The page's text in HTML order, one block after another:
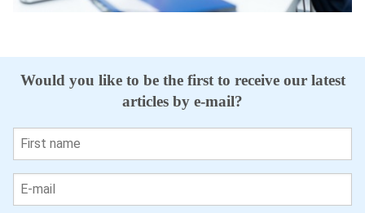
Would you like to be the first to receive our latest
articles by e-mail?